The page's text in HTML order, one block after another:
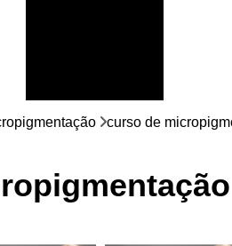
Preenchimento
capilar
curso de